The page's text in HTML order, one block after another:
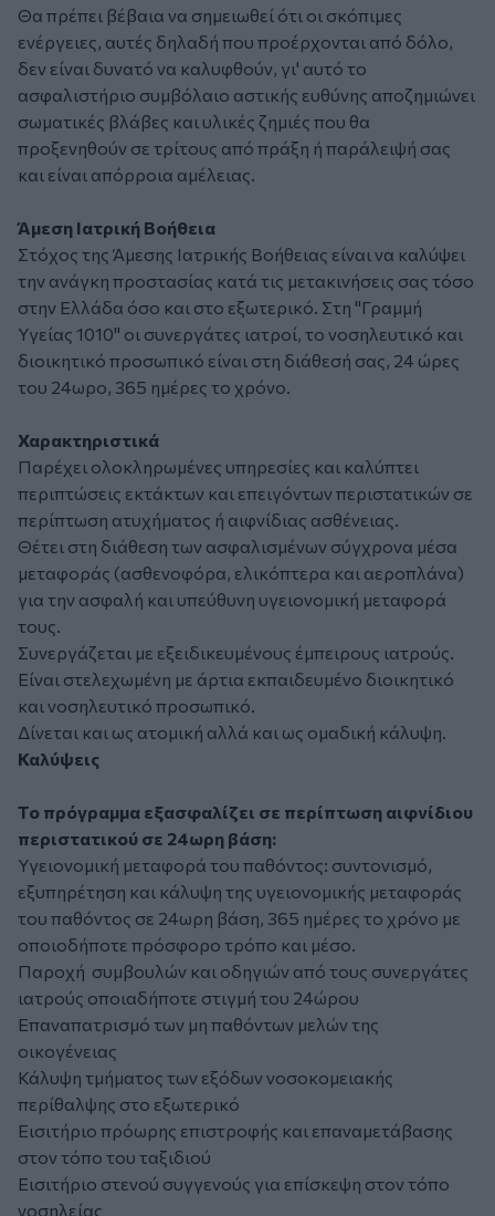
Θα πρέπει βέβαια να σημειωθεί ότι οι σκόπιμες
ενέργειες, αυτές δηλαδή που προέρχονται από δόλο,
δεν είναι δυνατό να καλυφθούν, γι' αυτό το
ασφαλιστήριο συμβόλαιο αστικής ευθύνης αποζημιώνει
σωματικές βλάβες και υλικές ζημιές που θα
προξενηθούν σε τρίτους από πράξη ή παράλειψή σας
και είναι απόρροια αμέλειας.
Άμεση Ιατρική Βοήθεια
Στόχος της Άμεσης Ιατρικής Βοήθειας είναι να καλύψει
την ανάγκη προστασίας κατά τις μετακινήσεις σας τόσο
στην Ελλάδα όσο και στο εξωτερικό. Στη "Γραμμή
Υγείας 1010" οι συνεργάτες ιατροί, το νοσηλευτικό και
διοικητικό προσωπικό είναι στη διάθεσή σας, 24 ώρες
του 24ωρο, 365 ημέρες το χρόνο.
Χαρακτηριστικά
Παρέχει ολοκληρωμένες υπηρεσίες και καλύπτει
περιπτώσεις εκτάκτων και επειγόντων περιστατικών σε
περίπτωση ατυχήματος ή αιφνίδιας ασθένειας.
Θέτει στη διάθεση των ασφαλισμένων σύγχρονα μέσα
μεταφοράς (ασθενοφόρα, ελικόπτερα και αεροπλάνα)
για την ασφαλή και υπεύθυνη υγειονομική μεταφορά
τους.
Συνεργάζεται με εξειδικευμένους έμπειρους ιατρούς.
Είναι στελεχωμένη με άρτια εκπαιδευμένο διοικητικό
και νοσηλευτικό προσωπικό.
Δίνεται και ως ατομική αλλά και ως ομαδική κάλυψη.
Καλύψεις
Το πρόγραμμα εξασφαλίζει σε περίπτωση αιφνίδιου
περιστατικού σε 24ωρη βάση:
Υγειονομική μεταφορά του παθόντος: συντονισμό,
εξυπηρέτηση και κάλυψη της υγειονομικής μεταφοράς
του παθόντος σε 24ωρη βάση, 365 ημέρες το χρόνο με
οποιοδήποτε πρόσφορο τρόπο και μέσο.
Παροχή συμβουλών και οδηγιών από τους συνεργάτες
ιατρούς οποιαδήποτε στιγμή του 24ώρου
Επαναπατρισμό των μη παθόντων μελών της
οικογένειας
Κάλυψη τμήματος των εξόδων νοσοκομειακής
περίθαλψης στο εξωτερικό
Εισιτήριο πρόωρης επιστροφής και επαναμετάβασης
στον τόπο του ταξιδιού
Εισιτήριο στενού συγγενούς για επίσκεψη στον τόπο
νοσηλείας